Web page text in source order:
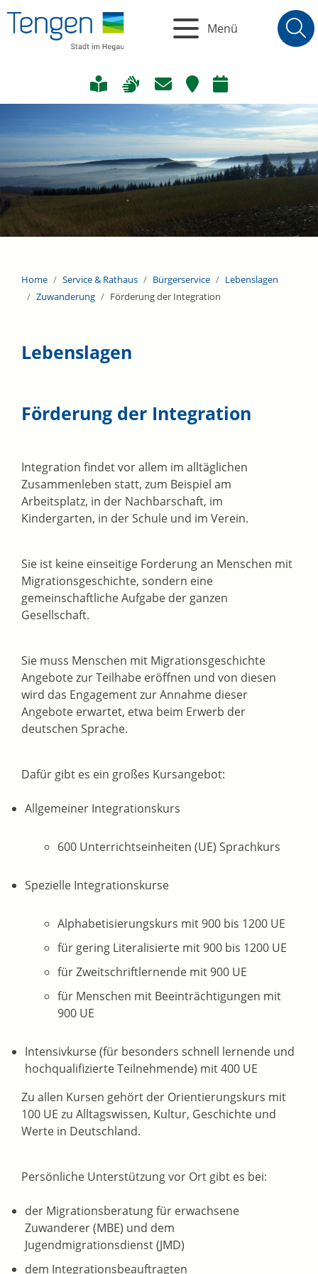
Menü
Home Service & Rathaus Bürgerservice
Lebenslagen
Zuwanderung
Förderung der Integration
Lebenslagen
Förderung der Integration
Integration findet vor allem im alltäglichen
Zusammenleben statt, zum Beispiel am
Arbeitsplatz, in der Nachbarschaft, im
Kindergarten, in der Schule und im Verein.
Sie ist keine einseitige Forderung an Menschen mit
Migrationsgeschichte, sondern eine
gemeinschaftliche Aufgabe der ganzen
Gesellschaft.
Sie muss Menschen mit Migrationsgeschichte
Angebote zur Teilhabe eröffnen und von diesen
wird das Engagement zur Annahme dieser
Angebote erwartet, etwa beim Erwerb der
deutschen Sprache.
Dafür gibt es ein großes Kursangebot:
Allgemeiner Integrationskurs
600 Unterrichtseinheiten (UE) Sprachkurs
Spezielle Integrationskurse
Alphabetisierungskurs mit 900 bis 1200 UE
für gering Literalisierte mit 900 bis 1200 UE
für Zweitschriftlernende mit 900 UE
für Menschen mit Beeinträchtigungen mit
900 UE
Intensivkurse (für besonders schnell lernende und
hochqualifizierte Teilnehmende) mit 400 UE
Zu allen Kursen gehört der Orientierungskurs mit
100 UE zu Alltagswissen, Kultur, Geschichte und
Werte in Deutschland.
Persönliche Unterstützung vor Ort gibt es bei:
der Migrationsberatung für erwachsene
Zuwanderer (MBE) und dem
Jugendmigrationsdienst (JMD)
dem Integrationsbeauftragten